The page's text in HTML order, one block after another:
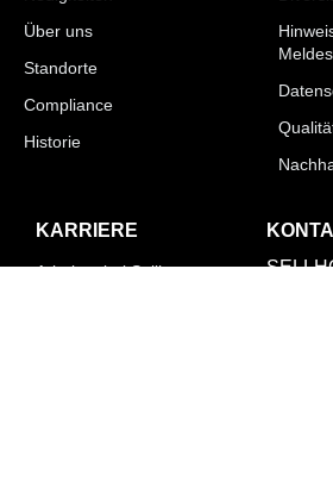
Über uns
Standorte
Compliance
Historie
KARRIERE
Arbeiten bei Sellhorn